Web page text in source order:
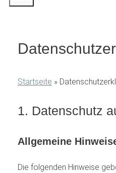
Startseite »
1. Datenschutz
Allgemeine
Die folgenden Hinweise